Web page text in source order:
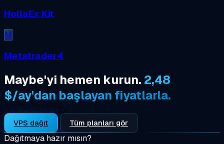
HollaEx Kit
M
Metatrader4
Maybe'yi hemen kurun. 2,48
$/ay'dan başlayan fiyatlarla.
VPS dağıt Tüm planları gör
Dağıtmaya hazır mısın?